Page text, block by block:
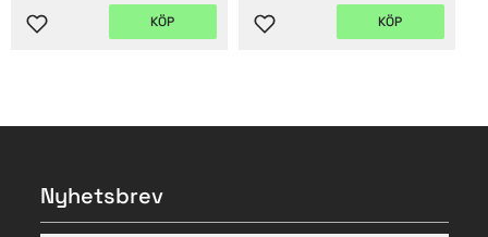
Lägg till i favoriter
KÖP
Lägg till i favoriter
KÖP
Nyhetsbrev